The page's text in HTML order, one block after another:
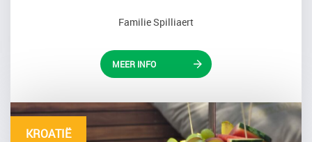
Familie Spilliaert
MEER INFO
KROATIË